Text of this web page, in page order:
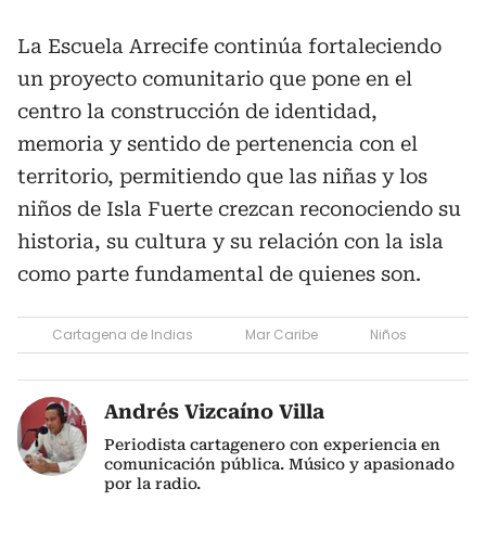
La Escuela Arrecife continúa fortaleciendo
un proyecto comunitario que pone en el
centro la construcción de identidad,
memoria y sentido de pertenencia con el
territorio, permitiendo que las niñas y los
niños de Isla Fuerte crezcan reconociendo su
historia, su cultura y su relación con la isla
como parte fundamental de quienes son.
Cartagena de Indias Mar Caribe Niños
Andrés Vizcaíno Villa
Periodista cartagenero con experiencia en
comunicación pública. Músico y apasionado
por la radio.